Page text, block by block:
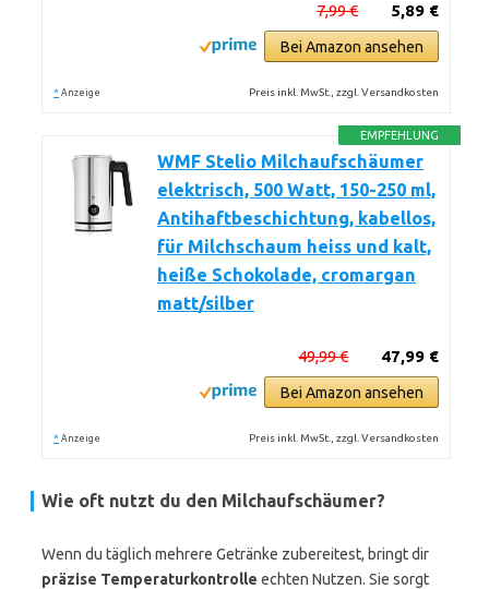
5,89 €
7,99 €
Bei Amazon ansehen
* Anzeige Preis inkl. MwSt., zzgl. Versandkosten
EMPFEHLUNG
WMF Stelio Milchaufschäumer
elektrisch, 500 Watt, 150-250 ml,
Antihaftbeschichtung, kabellos,
für Milchschaum heiss und kalt,
heiße Schokolade, cromargan
matt/silber
47,99 €
49,99 €
Bei Amazon ansehen
* Anzeige Preis inkl. MwSt., zzgl. Versandkosten
Wie oft nutzt du den Milchaufschäumer?
Wenn du täglich mehrere Getränke zubereitest, bringt dir
präzise Temperaturkontrolle echten Nutzen. Sie sorgt